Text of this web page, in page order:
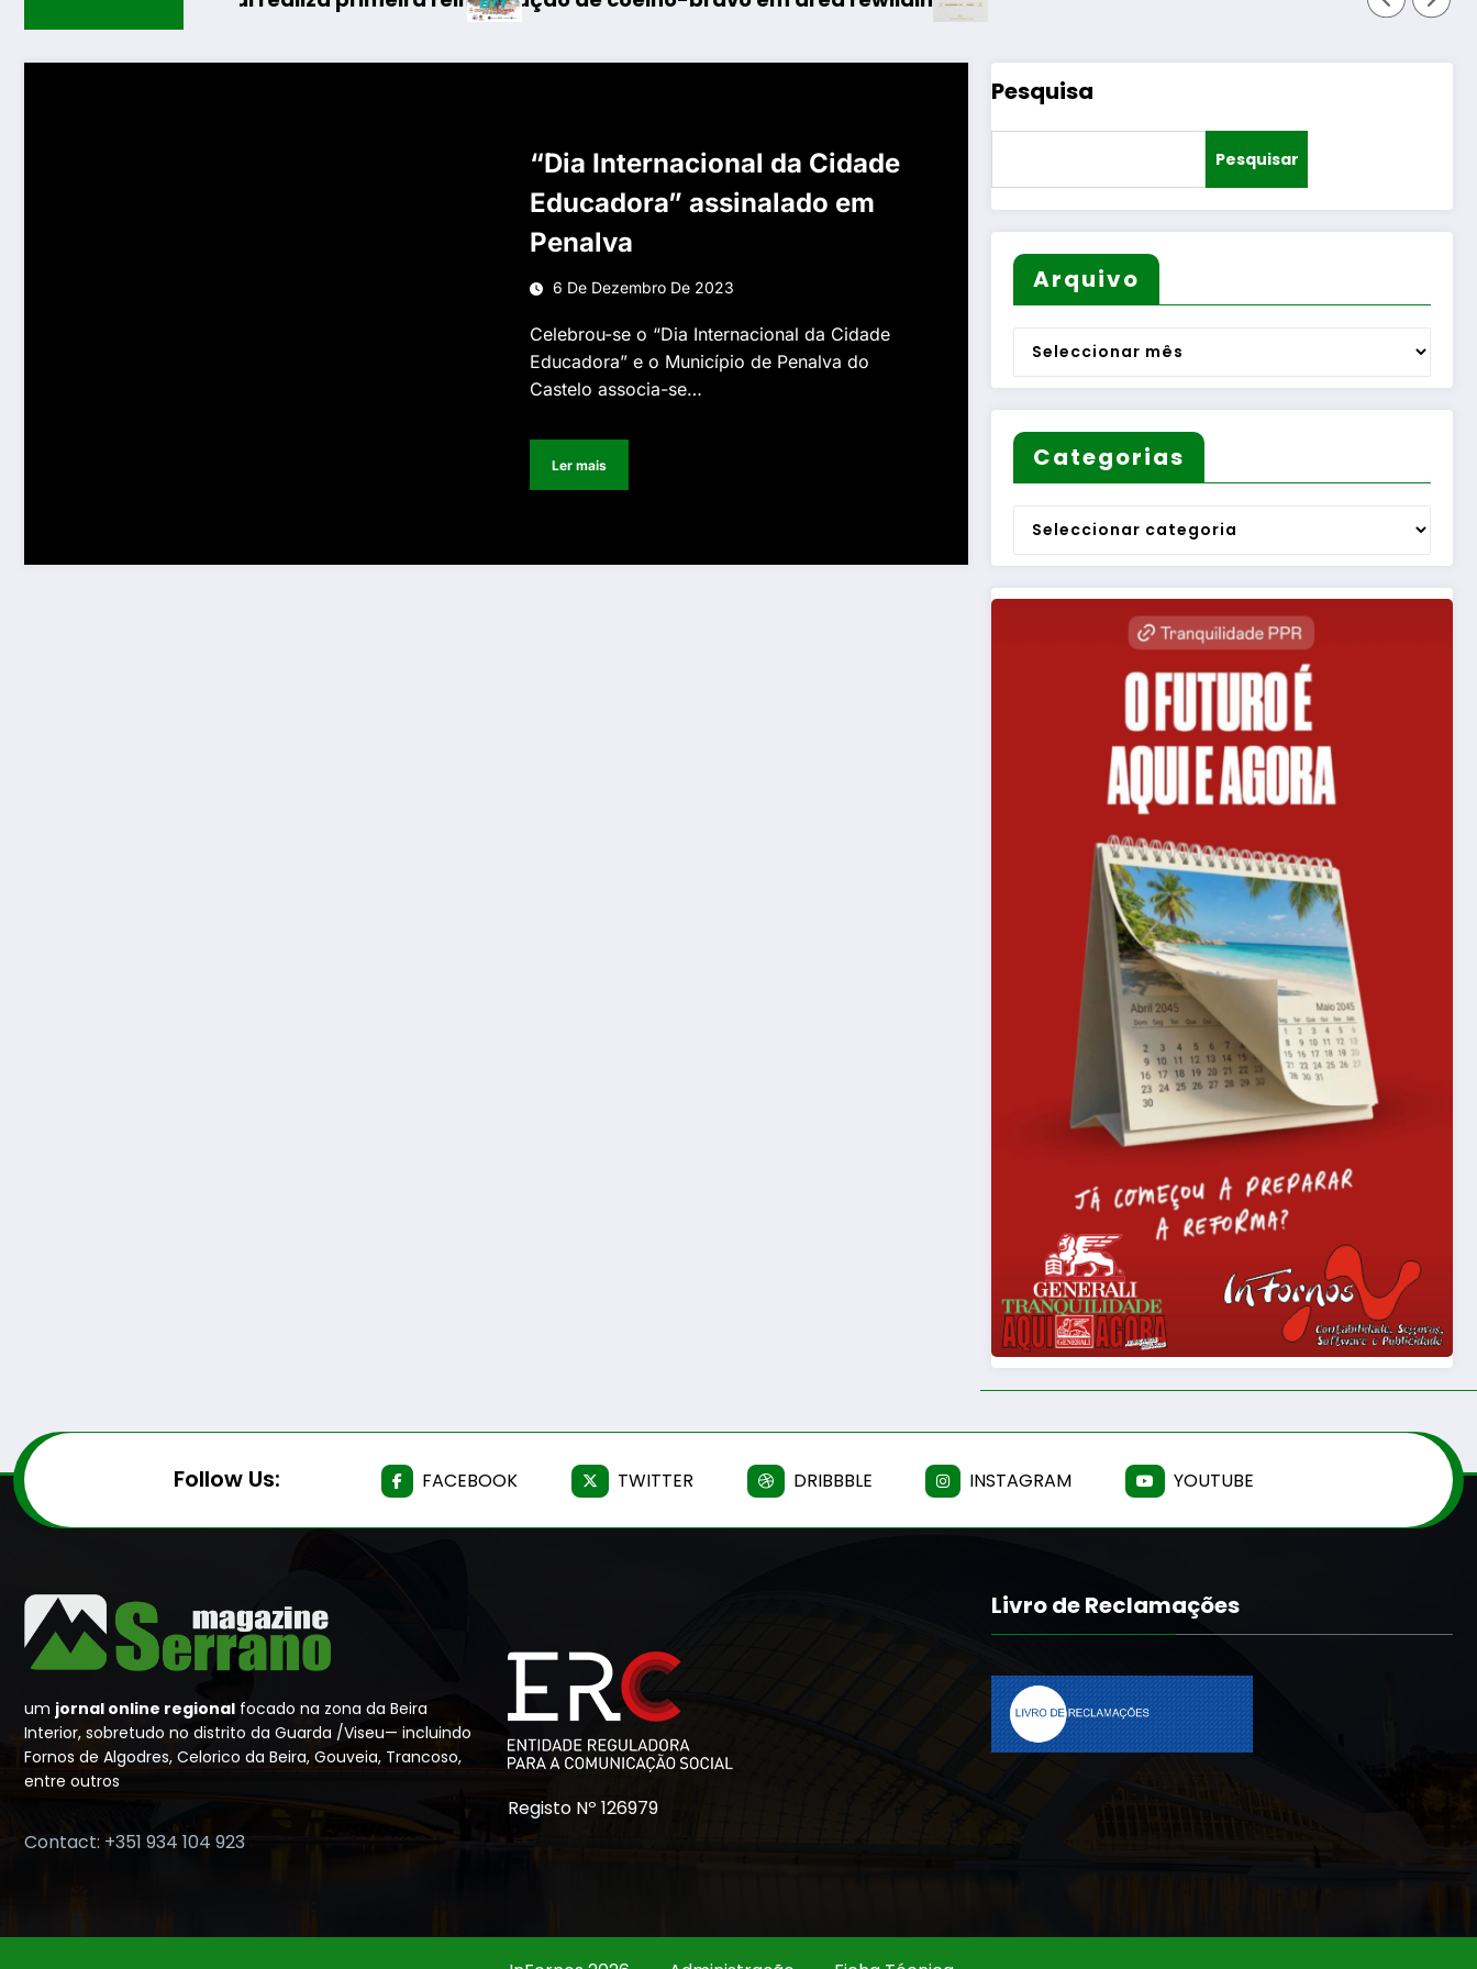
“Dia Internacional da Cidade
Educadora” assinalado em
Penalva
6 De Dezembro De 2023
Celebrou-se o “Dia Internacional da Cidade
Educadora” e o Município de Penalva do
Castelo associa-se…
Ler mais
Pesquisa
Pesquisar
Arquivo
Arquivo
Categorias
Categorias
Follow Us: FACEBOOK TWITTER DRIBBBLE INSTAGRAM YOUTUBE
um jornal online regional focado na zona da Beira
Interior, sobretudo no distrito da Guarda /Viseu— incluindo
Fornos de Algodres, Celorico da Beira, Gouveia, Trancoso,
entre outros
Contact: +351 934 104 923
Registo Nº 126979
Livro de Reclamações